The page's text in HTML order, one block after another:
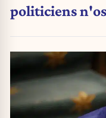
politiciens